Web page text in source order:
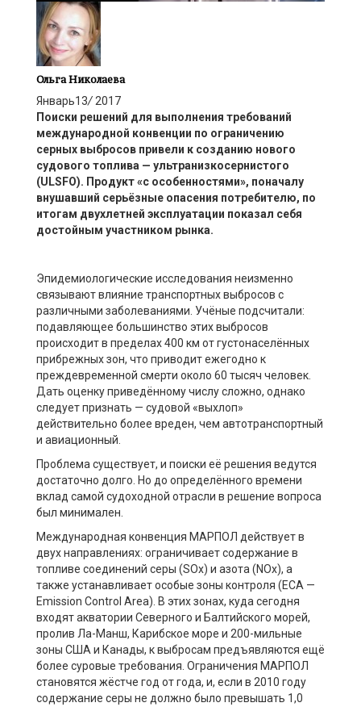
Ольга Николаева
Январь13/ 2017
Поиски решений для выполнения требований
международной конвенции по ограничению
серных выбросов привели к созданию нового
судового топлива — ультранизкосернистого
(ULSFO). Продукт «с особенностями», поначалу
внушавший серьёзные опасения потребителю, по
итогам двухлетней эксплуатации показал себя
достойным участником рынка.
Эпидемиологические исследования неизменно
связывают влияние транспортных выбросов с
различными заболеваниями. Учёные подсчитали:
подавляющее большинство этих выбросов
происходит в пределах 400 км от густонаселённых
прибрежных зон, что приводит ежегодно к
преждевременной смерти около 60 тысяч человек.
Дать оценку приведённому числу сложно, однако
следует признать — судовой «выхлоп»
действительно более вреден, чем автотранспортный
и авиационный.
Проблема существует, и поиски её решения ведутся
достаточно долго. Но до определённого времени
вклад самой судоходной отрасли в решение вопроса
был минимален.
Международная конвенция МАРПОЛ действует в
двух направлениях: ограничивает содержание в
топливе соединений серы (SOx) и азота (NOx), а
также устанавливает особые зоны контроля (ECA —
Emission Control Area). В этих зонах, куда сегодня
входят акватории Северного и Балтийского морей,
пролив Ла-Манш, Карибское море и 200-мильные
зоны США и Канады, к выбросам предъявляются ещё
более суровые требования. Ограничения МАРПОЛ
становятся жёстче год от года, и, если в 2010 году
содержание серы не должно было превышать 1,0